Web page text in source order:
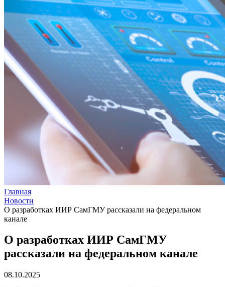
Главная
Новости
О разработках ИИР СамГМУ рассказали на федеральном
канале
О разработках ИИР СамГМУ
рассказали на федеральном канале
08.10.2025